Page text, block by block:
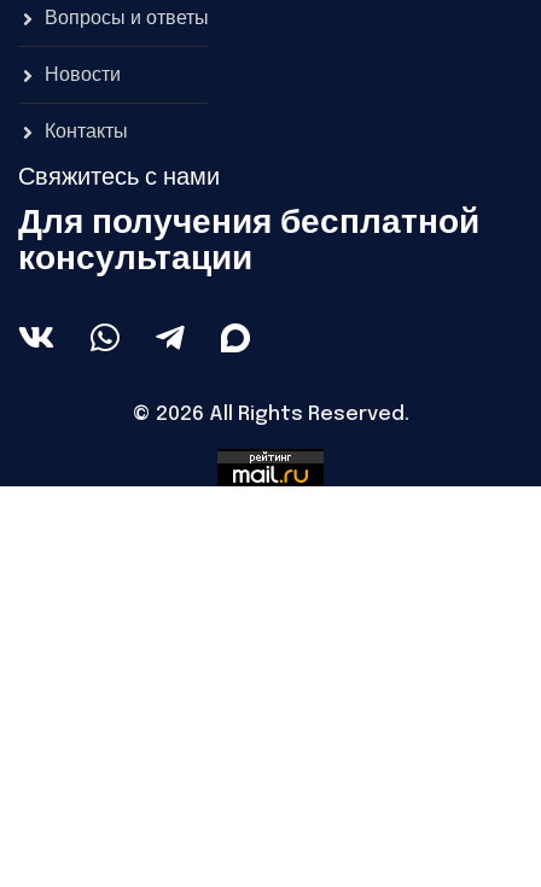
Вопросы и ответы
Новости
Контакты
Свяжитесь с нами
Для получения бесплатной
консультации
© 2026 All Rights Reserved.